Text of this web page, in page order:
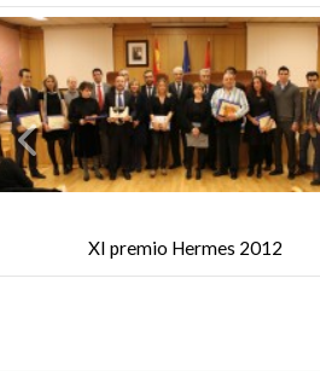
XI premio Hermes 2012